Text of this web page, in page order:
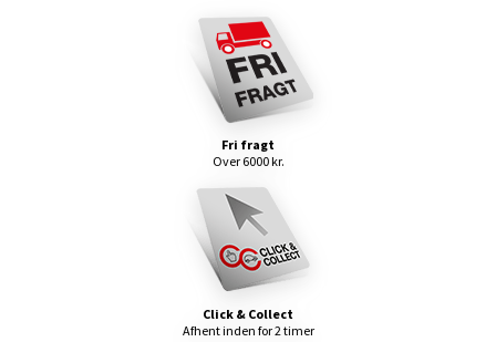
Fri fragt
Over 6000 kr.
Click & Collect
Afhent inden for 2 timer